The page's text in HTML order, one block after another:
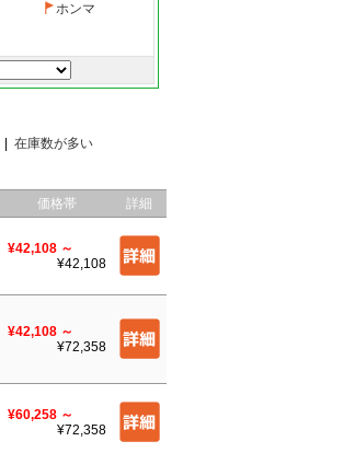
ホンマ
在庫数が多い
価格帯 詳細
¥42,108 ～
¥42,108
¥42,108 ～
¥72,358
¥60,258 ～
¥72,358